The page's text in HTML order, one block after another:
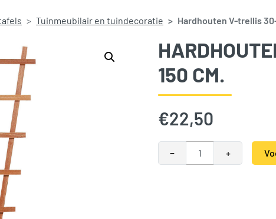
Tuinmeubilair en tuindecoratie Hardhouten V-trellis 30-
150 CM.
€22,50
−
Hardhouten V-trellis 30-65 x
+